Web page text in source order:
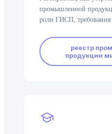
промышленной
роли ГИСП, требования
реестр
продукции
school